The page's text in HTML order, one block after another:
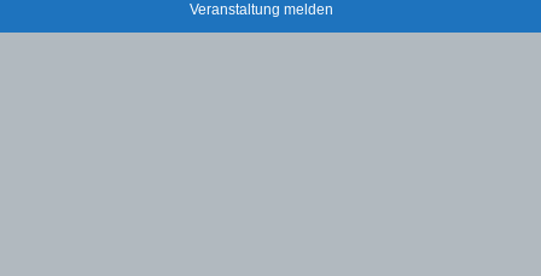
Veranstaltung melden